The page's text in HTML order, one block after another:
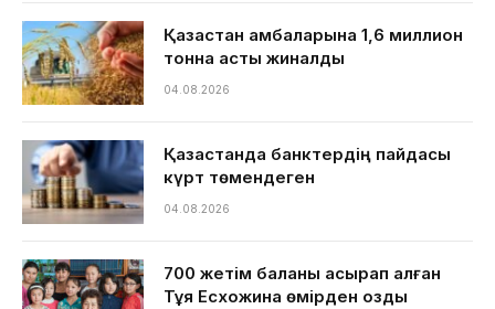
Қазақстан қамбаларына 1,6 миллион
тонна астық жиналды
04.08.2026
Қазақстанда банктердің пайдасы
күрт төмендеген
04.08.2026
700 жетім баланы асырап алған
Тұяқ Есхожина өмірден озды